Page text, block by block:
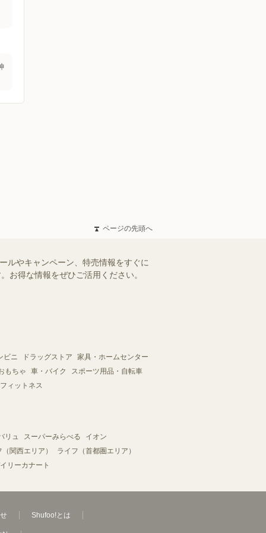
ページの先頭へ
ルやキャンペーン、特売情報をすぐに
お得な情報をぜひご活用ください。
ビニ ドラッグストア
家具・ホームセンター
もちゃ 車・バイク
スポーツ用品・自転車
ィットネス
リュ スーパーみらべる
イオン
関西エリア）
ライフ（首都圏エリア）
リーカナート
Shufoo!とは